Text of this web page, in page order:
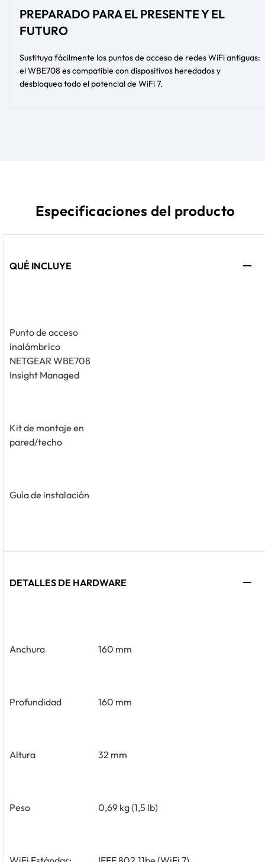
PREPARADO PARA EL PRESENTE Y EL
FUTURO
Sustituya fácilmente los puntos de acceso de redes WiFi antiguas:
el WBE708 es compatible con dispositivos heredados y
desbloquea todo el potencial de WiFi 7.
Especificaciones del producto
QUÉ INCLUYE
Punto de acceso
inalámbrico
NETGEAR WBE708
Insight Managed
Kit de montaje en
pared/techo
Guía de instalación
DETALLES DE HARDWARE
Anchura 160 mm
Profundidad 160 mm
Altura 32 mm
Peso 0,69 kg (1,5 lb)